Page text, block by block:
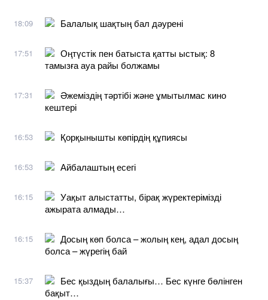
18:09 Балалық шақтың бал дәурені
17:51
Оңтүстік пен батыста қатты ыстық: 8
тамызға ауа райы болжамы
17:31
Әжеміздің тәртібі және ұмытылмас кино
кештері
16:53 Қорқынышты көпірдің құпиясы
16:53 Айбалаштың есегі
16:15
Уақыт алыстатты, бірақ жүректерімізді
ажырата алмады…
16:15
Досың көп болса – жолың кең, адал досың
болса – жүрегің бай
15:37
Бес қыздың балалығы… Бес күнге бөлінген
бақыт…